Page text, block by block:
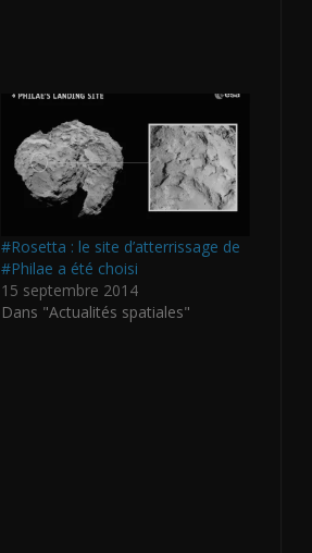
#Rosetta : le site d’atterrissage de
#Philae a été choisi
15 septembre 2014
Dans "Actualités spatiales"